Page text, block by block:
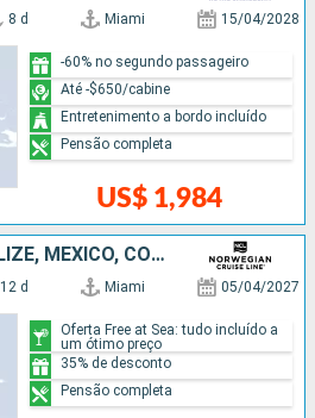
8 d Miami 15/04/2028
US$ 1,984
-60% no segundo passageiro
Até -$650/cabine
Entretenimento a bordo incluído
Pensão completa
ESTADOS UNIDOS, BELIZE, MÉXICO, COSTA RICA, PANAMÁ, COLOMBIA, ISLAS CAIMÁN
12 d Miami 05/04/2027
Oferta Free at Sea: tudo incluído a
um ótimo preço
35% de desconto
Pensão completa